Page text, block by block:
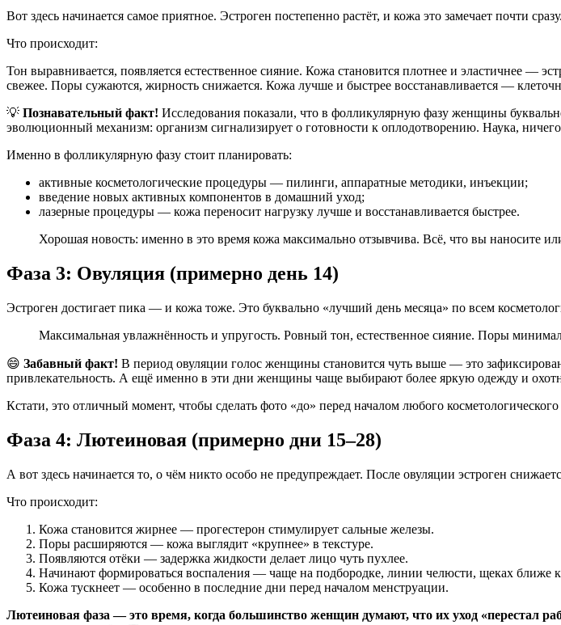
Вот здесь начинается самое приятное. Эстроген постепенно растёт, и кожа это замечает почти сразу.
Что происходит:
Тон выравнивается, появляется естественное сияние. Кожа становится плотнее и эластичнее —
свежее. Поры сужаются, жирность снижается. Кожа лучше и быстрее восстанавливается —
💡 Познавательный факт! Исследования показали, что в фолликулярную фазу женщины
эволюционный механизм: организм сигнализирует о готовности к оплодотворению. Наука,
Именно в фолликулярную фазу стоит планировать:
активные косметологические процедуры — пилинги, аппаратные методики, инъекции;
введение новых активных компонентов в домашний уход;
лазерные процедуры — кожа переносит нагрузку лучше и восстанавливается быстрее.
Хорошая новость: именно в это время кожа максимально отзывчива. Всё, что вы наносите
Фаза 3: Овуляция (примерно день 14)
Эстроген достигает пика — и кожа тоже. Это буквально «лучший день месяца» по всем
Максимальная увлажнённость и упругость. Ровный тон, естественное сияние. Поры
😄 Забавный факт! В период овуляции голос женщины становится чуть выше — это
привлекательность. А ещё именно в эти дни женщины чаще выбирают более яркую одежду и
Кстати, это отличный момент, чтобы сделать фото «до» перед началом любого
Фаза 4: Лютеиновая (примерно дни 15–28)
А вот здесь начинается то, о чём никто особо не предупреждает. После овуляции эстроген
Что происходит:
Кожа становится жирнее — прогестерон стимулирует сальные железы.
Поры расширяются — кожа выглядит «крупнее» в текстуре.
Появляются отёки — задержка жидкости делает лицо чуть пухлее.
Начинают формироваться воспаления — чаще на подбородке, линии челюсти, щеках ближе к
Кожа тускнеет — особенно в последние дни перед началом менструации.
Лютеиновая фаза — это время, когда большинство женщин думают, что их уход «перестал